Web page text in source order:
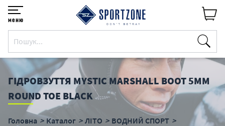
меню
ГІДРОВЗУТТЯ MYSTIC MARSHALL BOOT 5MM
ROUND TOE BLACK
Головна Каталог ЛІТО
ВОДНИЙ СПОРТ